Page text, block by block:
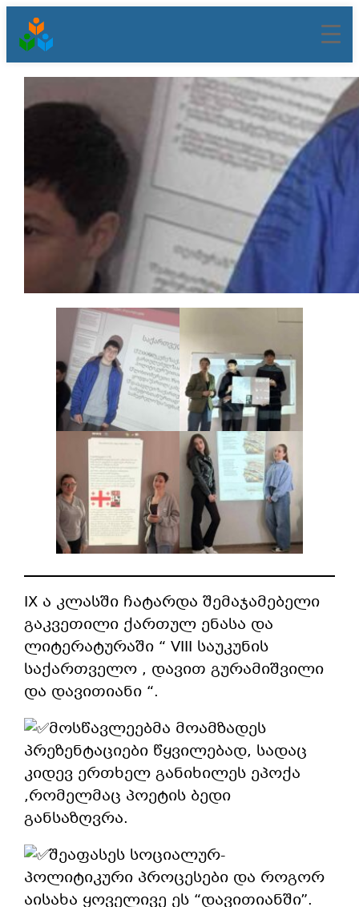
შიგთავსზე
გადასვლა
IX ა კლასში ჩატარდა შემაჯამებელი
გაკვეთილი ქართულ ენასა და
ლიტერატურაში “ VIII საუკუნის
საქართველო , დავით გურამიშვილი
და დავითიანი “.
მოსწავლეებმა მოამზადეს
პრეზენტაციები წყვილებად, სადაც
კიდევ ერთხელ განიხილეს ეპოქა
,რომელმაც პოეტის ბედი
განსაზღვრა.
შეაფასეს სოციალურ-
პოლიტიკური პროცესები და როგორ
აისახა ყოველივე ეს “დავითიანში”.